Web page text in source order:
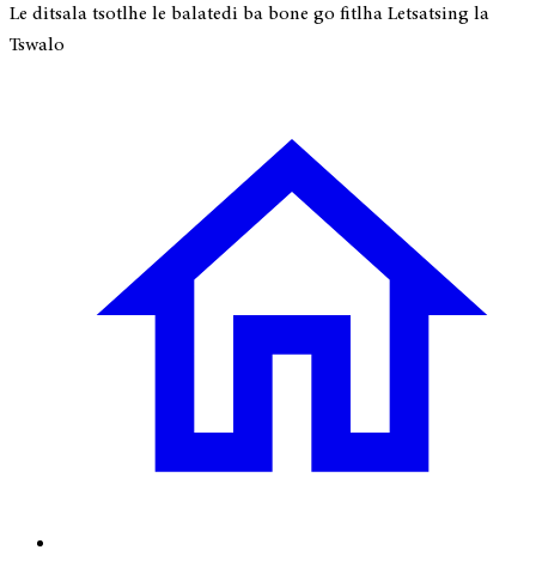
Le ditsala tsotlhe le balatedi ba bone go fitlha Letsatsing la
Tswalo